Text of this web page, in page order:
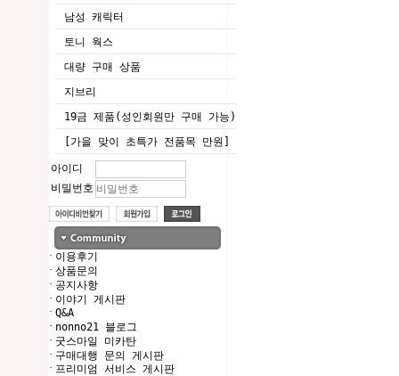
남성 캐릭터
토니 웍스
대량 구매 상품
지브리
19금 제품(성인회원만 구매 가능)
[가을 맞이 초특가 전품목 만원]
아이디
비밀번호
· 이용후기
· 상품문의
· 공지사항
· 이야기 게시판
· Q&A
· nonno21 블로그
· 굿스마일 미카탄
· 구매대행 문의 게시판
· 프리미엄 서비스 게시판